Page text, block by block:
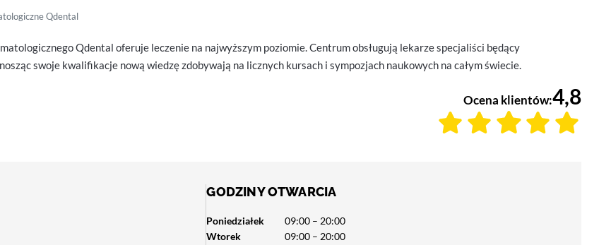
Qdental
Qdental oferuje leczenie na najwyższym poziomie. Centrum obsługują lekarze specjaliści będący
swoje kwalifikacje nową wiedzę zdobywają na licznych kursach i sympozjach naukowych na całym świecie.
Ocena klientów:4,8
GODZINY OTWARCIA
Poniedziałek
09:00 – 20:00
Wtorek
09:00 – 20:00